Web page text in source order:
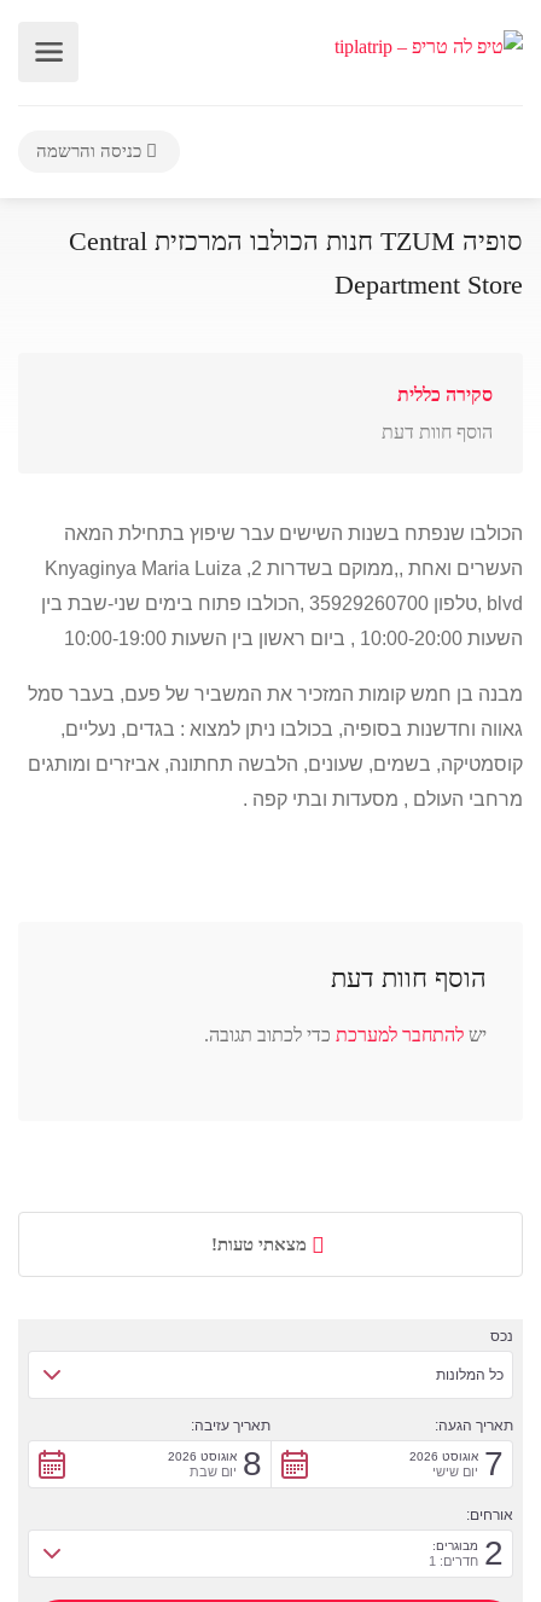
כניסה והרשמה
סופיה TZUM חנות הכולבו המרכזית Central
Department Store
סקירה כללית
הוסף חוות דעת
הכולבו שנפתח בשנות השישים עבר שיפוץ בתחילת המאה
העשרים ואחת ,,ממוקם בשדרות 2,
Knyaginya Maria Luiza
blvd
,טלפון 35929260700 ,הכולבו פתוח בימים שני-שבת בין
השעות 10:00-20:00 , ביום ראשון בין השעות 10:00-19:00
מבנה בן חמש קומות המזכיר את המשביר של פעם, בעבר סמל
גאווה וחדשנות בסופיה, בכולבו ניתן למצוא : בגדים, נעליים,
קוסמטיקה, בשמים, שעונים, הלבשה תחתונה, אביזרים ומותגים
מרחבי העולם , מסעדות ובתי קפה .
הוסף חוות דעת
יש להתחבר למערכת כדי לכתוב תגובה.
מצאתי טעות!
נכס
כל המלונות
תאריך הגעה:
7 אוגוסט 2026
יום שישי
תאריך עזיבה:
8 אוגוסט 2026
יום שבת
אורחים:
2 מבוגרים:
חדרים: 1